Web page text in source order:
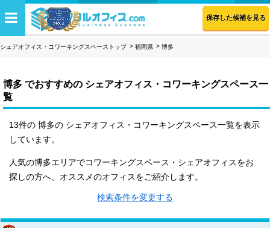
保存した候補を見る
シェアオフィス・コワーキングスペーストップ 福岡県 博多
博多 でおすすめの シェアオフィス・コワーキングスペース一
覧
13件の 博多の シェアオフィス・コワーキングスペース一覧を表示
しています。
人気の博多エリアでコワーキングスペース・シェアオフィスをお
探しの方へ、オススメのオフィスをご紹介します。
検索条件を変更する